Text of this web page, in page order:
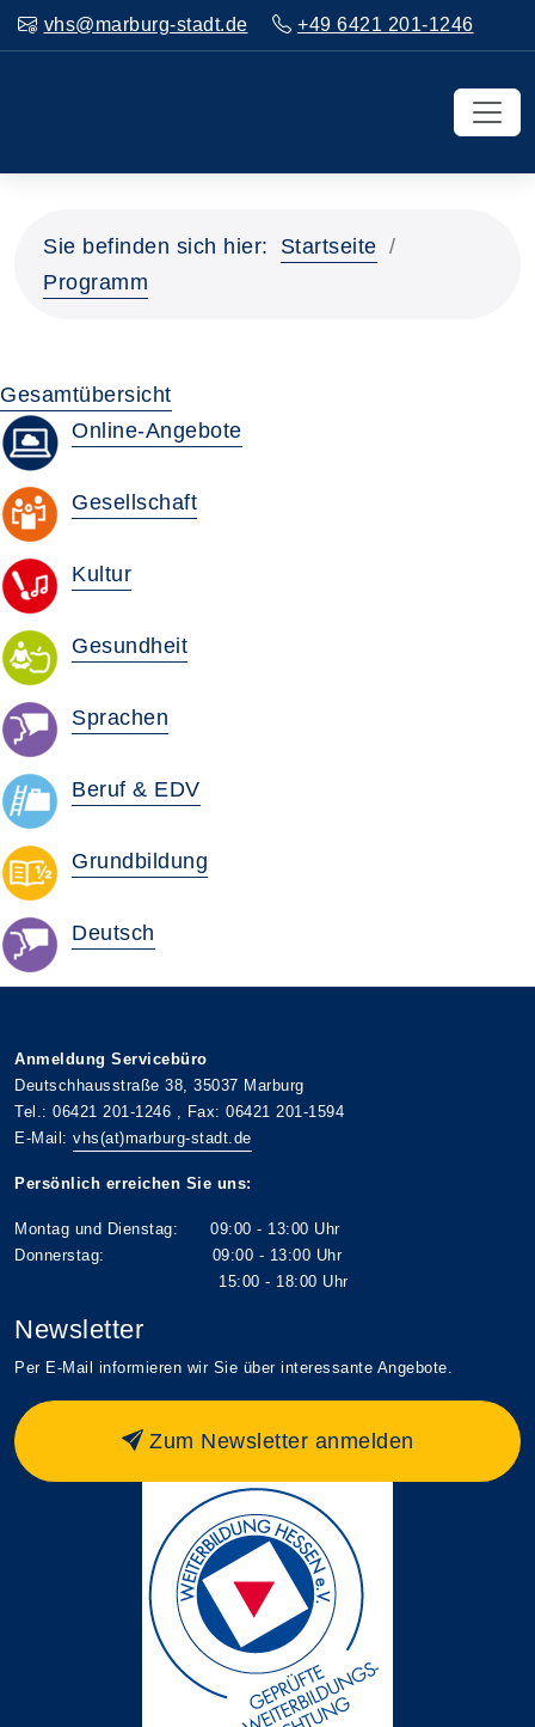
vhs@marburg-stadt.de +49 6421 201-1246
Sie befinden sich hier:
Startseite
Programm
Gesamtübersicht
Online-Angebote
Gesellschaft
Kultur
Gesundheit
Sprachen
Beruf & EDV
Grundbildung
Deutsch
Anmeldung Servicebüro
Deutschhausstraße 38, 35037 Marburg
Tel.: 06421 201-1246 , Fax: 06421 201-1594
E-Mail: vhs(at)marburg-stadt.de
Persönlich erreichen Sie uns:
Montag und Dienstag: 09:00 - 13:00 Uhr
Donnerstag: 09:00 - 13:00 Uhr
15:00 - 18:00 Uhr
Newsletter
Per E-Mail informieren wir Sie über interessante Angebote.
Zum Newsletter anmelden